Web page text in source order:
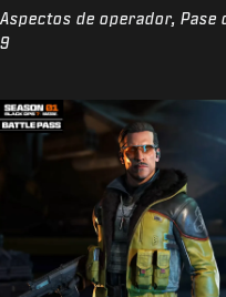
Aspectos de operador,
9